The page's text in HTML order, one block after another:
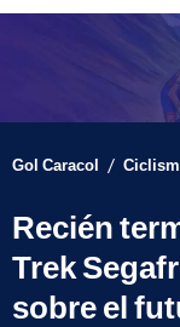
Gol Caracol /
Recién
Trek
sobre el